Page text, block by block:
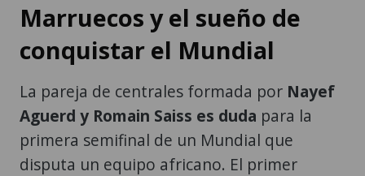
Marruecos y el sueño de
conquistar el Mundial
La pareja de centrales formada por Nayef
Aguerd y Romain Saiss es duda para la
primera semifinal de un Mundial que
disputa un equipo africano. El primer